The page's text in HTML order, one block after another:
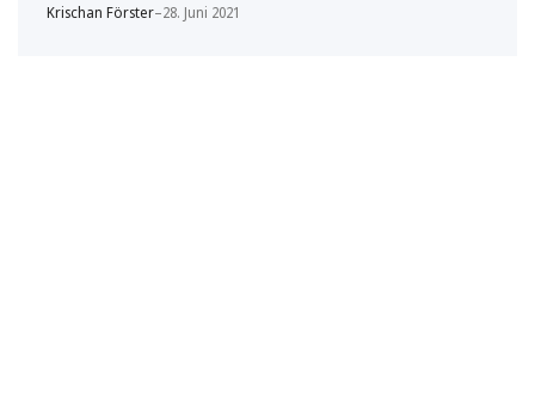
Krischan Förster–28. Juni 2021